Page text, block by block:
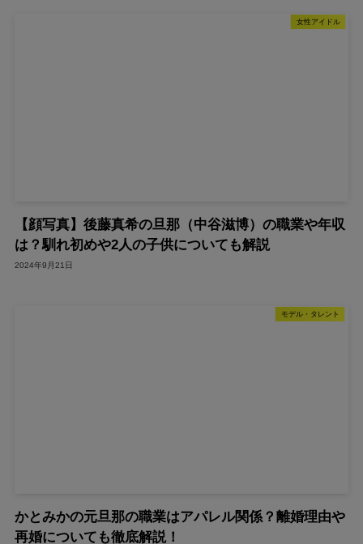
女性アイドル
【顔写真】後藤真希の旦那（中谷滋博）の職業や年収
は？馴れ初めや2人の子供についても解説
2024年9月21日
モデル・タレント
かとみかの元旦那の職業はアパレル関係？離婚理由や
再婚についても徹底解説！